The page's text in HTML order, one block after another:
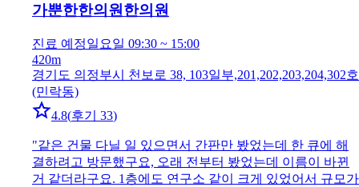
가뿐한한의원한의원
진료 예정일요일 09:30 ~ 15:00
420m
경기도 의정부시 천보로 38, 103일부,201,202,203,204,302호
(민락동)
4.8(후기 33)
"같은 건물 다닐 일 있으면서 간판만 봤었는데 한 큐에 해
결하려고 방문했구요, 오래 전부터 봤었는데 이름이 바뀐
거 같더라구요. 1층에도 연구소 같이 크게 있었어서 규모가